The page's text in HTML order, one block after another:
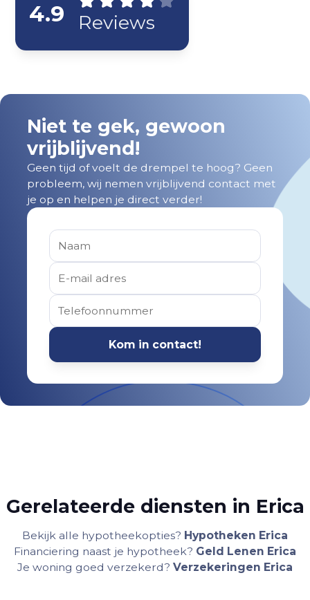
4.9 Reviews
Niet te gek, gewoon
vrijblijvend!
Geen tijd of voelt de drempel te hoog? Geen
probleem, wij nemen vrijblijvend contact met
je op en helpen je direct verder!
Gerelateerde diensten in Erica
Bekijk alle hypotheekopties? Hypotheken Erica
Financiering naast je hypotheek? Geld Lenen Erica
Je woning goed verzekerd? Verzekeringen Erica